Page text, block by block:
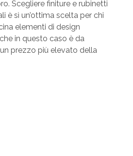
Scegliere finiture e rubinetti
è sì un’ottima scelta per chi
elementi di design
in questo caso è da
prezzo più elevato della